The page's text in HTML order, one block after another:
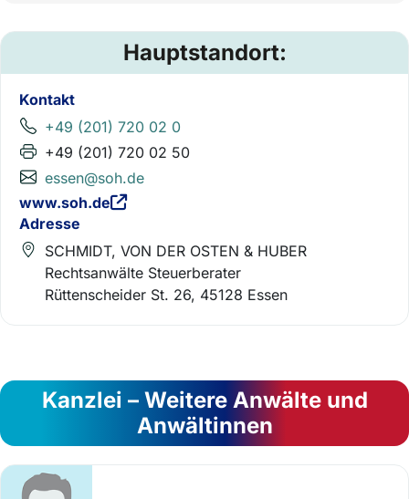
Hauptstandort:
Kontakt
+49 (201) 720 02 0
+49 (201) 720 02 50
essen@soh.de
www.soh.de
Adresse
SCHMIDT, VON DER OSTEN & HUBER
Rechtsanwälte Steuerberater
Rüttenscheider St. 26, 45128 Essen
Kanzlei – Weitere Anwälte und
Anwältinnen